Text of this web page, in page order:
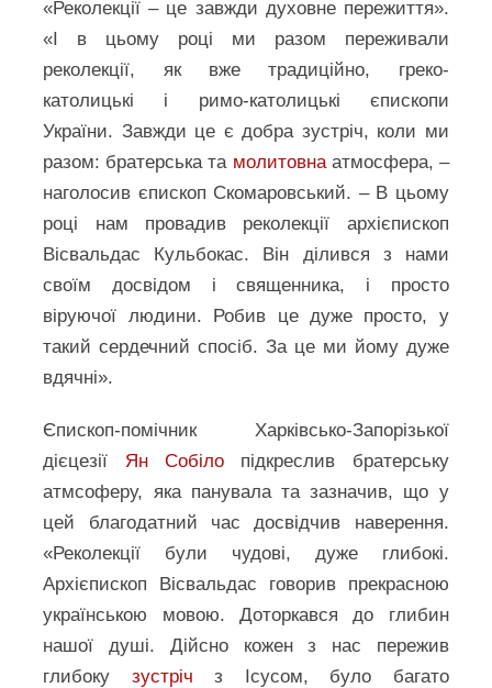
«Реколекції – це завжди духовне пережиття».
«І в цьому році ми разом переживали
реколекції, як вже традиційно, греко-
католицькі і римо-католицькі єпископи
України. Завжди це є добра зустріч, коли ми
разом: братерська та молитовнаатмосфера, –
наголосив єпископ Скомаровський. – В цьому
році нам провадив реколекції архієпископ
Вісвальдас Кульбокас. Він ділився з нами
своїм досвідом і священника, і просто
віруючої людини. Робив це дуже просто, у
такий сердечний спосіб. За це ми йому дуже
вдячні».
Єпископ-помічник Харківсько-Запорізької
дієцезії Ян Собіло підкреслив братерську
атмсоферу, яка панувала та зазначив, що у
цей благодатний час досвідчив наверення.
«Реколекції були чудові, дуже глибокі.
Архієпископ Вісвальдас говорив прекрасною
українською мовою. Доторкався до глибин
нашої душі. Дійсно кожен з нас пережив
глибоку зустріч з Ісусом, було багато